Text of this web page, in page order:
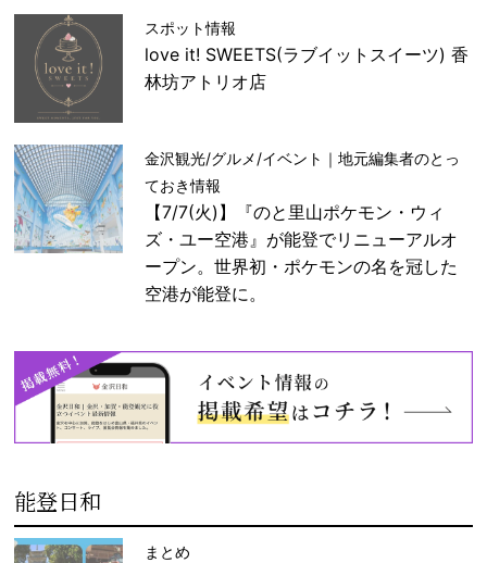
スポット情報
love it! SWEETS(ラブイットスイーツ) 香
林坊アトリオ店
金沢観光/グルメ/イベント｜地元編集者のとっ
ておき情報
【7/7(火)】『のと里山ポケモン・ウィ
ズ・ユー空港』が能登でリニューアルオ
ープン。世界初・ポケモンの名を冠した
空港が能登に。
能登日和
まとめ